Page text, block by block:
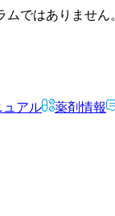
ではありません
ュアル 薬剤情報